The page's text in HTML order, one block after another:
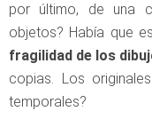
por último, de una
objetos? Había que
fragilidad de los
copias. Los
temporales?